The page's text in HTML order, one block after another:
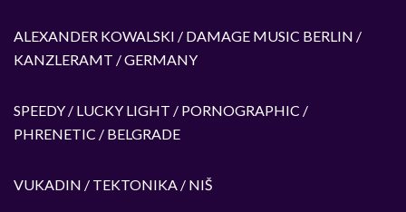
ALEXANDER KOWALSKI / DAMAGE MUSIC BERLIN /
KANZLERAMT / GERMANY
SPEEDY / LUCKY LIGHT / PORNOGRAPHIC /
PHRENETIC / BELGRADE
VUKADIN / TEKTONIKA / NIŠ